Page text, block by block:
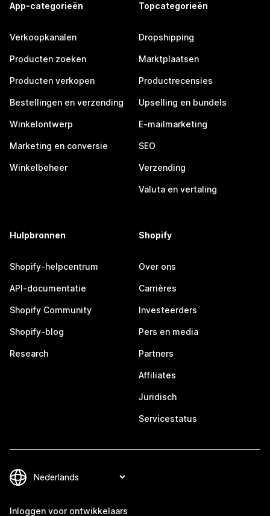
App-categorieën
Verkoopkanalen
Producten zoeken
Producten verkopen
Bestellingen en verzending
Winkelontwerp
Marketing en conversie
Winkelbeheer
Topcategorieën
Dropshipping
Marktplaatsen
Productrecensies
Upselling en bundels
E-mailmarketing
SEO
Verzending
Valuta en vertaling
Hulpbronnen
Shopify-helpcentrum
API-documentatie
Shopify Community
Shopify-blog
Research
Shopify
Over ons
Carrières
Investeerders
Pers en media
Partners
Affiliates
Juridisch
Servicestatus
Inloggen voor ontwikkelaars